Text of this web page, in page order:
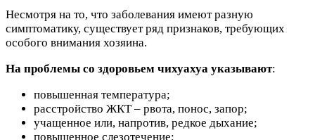
Несмотря на то, что заболевания имеют разную
симптоматику, существует ряд признаков, требующих
особого внимания хозяина.
На проблемы со здоровьем чихуахуа указывают:
повышенная температура;
расстройство ЖКТ – рвота, понос, запор;
учащенное или, напротив, редкое дыхание;
повышенное слезотечение;